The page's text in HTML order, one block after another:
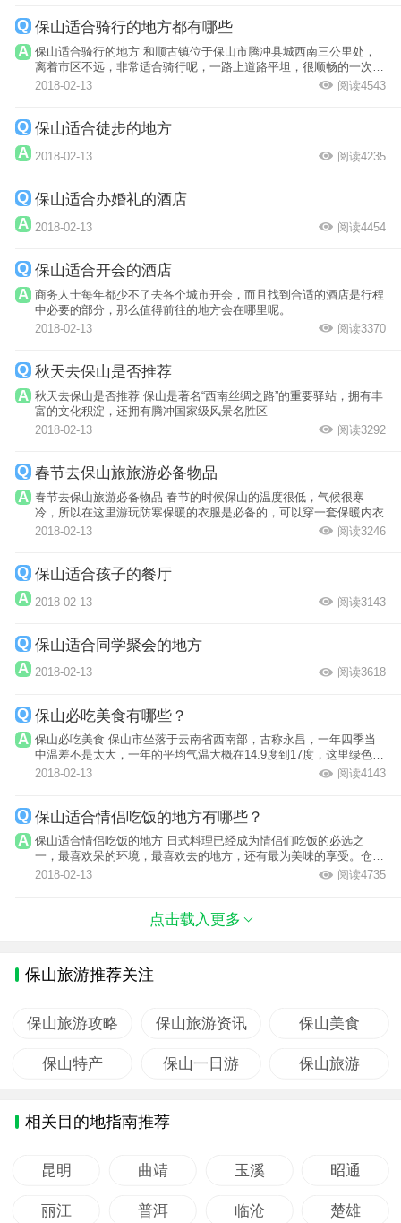
保山适合骑行的地方都有哪些
保山适合骑行的地方 和顺古镇位于保山市腾冲县城西南三公里处，
离着市区不远，非常适合骑行呢，一路上道路平坦，很顺畅的一次骑
行。
2018-02-13 阅读4543
保山适合徒步的地方
2018-02-13 阅读4235
保山适合办婚礼的酒店
2018-02-13 阅读4454
保山适合开会的酒店
商务人士每年都少不了去各个城市开会，而且找到合适的酒店是行程
中必要的部分，那么值得前往的地方会在哪里呢。
2018-02-13
阅读3370
秋天去保山是否推荐
秋天去保山是否推荐 保山是著名“西南丝绸之路”的重要驿站，拥有丰
富的文化积淀，还拥有腾冲国家级风景名胜区
2018-02-13
阅读3292
春节去保山旅旅游必备物品
春节去保山旅游必备物品 春节的时候保山的温度很低，气候很寒
冷，所以在这里游玩防寒保暖的衣服是必备的，可以穿一套保暖内衣
2018-02-13
阅读3246
保山适合孩子的餐厅
2018-02-13 阅读3143
保山适合同学聚会的地方
2018-02-13 阅读3618
保山必吃美食有哪些？
保山必吃美食 保山市坐落于云南省西南部，古称永昌，一年四季当
中温差不是太大，一年的平均气温大概在14.9度到17度，这里绿色植
物覆盖率高...
2018-02-13 阅读4143
保山适合情侣吃饭的地方有哪些？
保山适合情侣吃饭的地方 日式料理已经成为情侣们吃饭的必选之
一，最喜欢呆的环境，最喜欢去的地方，还有最为美味的享受。仓桥
家日式料理，...
2018-02-13 阅读4735
点击载入更多
保山旅游推荐关注
保山旅游攻略 保山旅游资讯 保山美食
保山特产 保山一日游 保山旅游
相关目的地指南推荐
昆明 曲靖 玉溪 昭通
丽江 普洱 临沧 楚雄